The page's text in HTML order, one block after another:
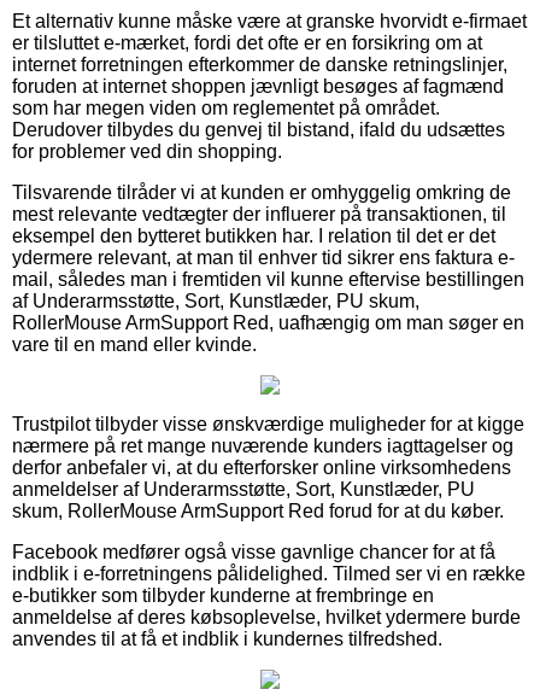
Et alternativ kunne måske være at granske hvorvidt e-firmaet
er tilsluttet e-mærket, fordi det ofte er en forsikring om at
internet forretningen efterkommer de danske retningslinjer,
foruden at internet shoppen jævnligt besøges af fagmænd
som har megen viden om reglementet på området.
Derudover tilbydes du genvej til bistand, ifald du udsættes
for problemer ved din shopping.
Tilsvarende tilråder vi at kunden er omhyggelig omkring de
mest relevante vedtægter der influerer på transaktionen, til
eksempel den bytteret butikken har. I relation til det er det
ydermere relevant, at man til enhver tid sikrer ens faktura e-
mail, således man i fremtiden vil kunne eftervise bestillingen
af Underarmsstøtte, Sort, Kunstlæder, PU skum,
RollerMouse ArmSupport Red, uafhængig om man søger en
vare til en mand eller kvinde.
Trustpilot tilbyder visse ønskværdige muligheder for at kigge
nærmere på ret mange nuværende kunders iagttagelser og
derfor anbefaler vi, at du efterforsker online virksomhedens
anmeldelser af Underarmsstøtte, Sort, Kunstlæder, PU
skum, RollerMouse ArmSupport Red forud for at du køber.
Facebook medfører også visse gavnlige chancer for at få
indblik i e-forretningens pålidelighed. Tilmed ser vi en række
e-butikker som tilbyder kunderne at frembringe en
anmeldelse af deres købsoplevelse, hvilket ydermere burde
anvendes til at få et indblik i kundernes tilfredshed.